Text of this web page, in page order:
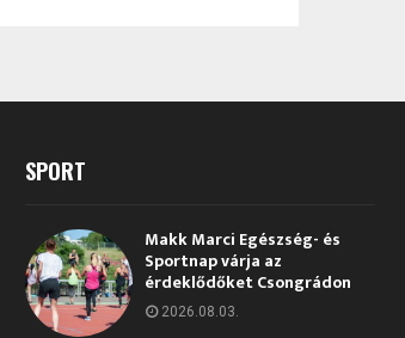
SPORT
Makk Marci Egészség- és
Sportnap várja az
érdeklődőket Csongrádon
2026.08.03.